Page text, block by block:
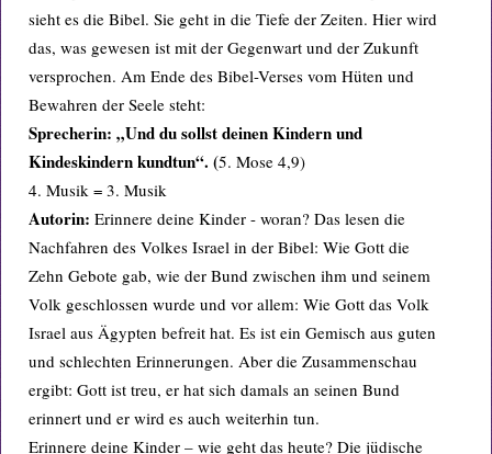
sieht es die Bibel. Sie geht in die Tiefe der Zeiten. Hier wird
das, was gewesen ist mit der Gegenwart und der Zukunft
versprochen. Am Ende des Bibel-Verses vom Hüten und
Bewahren der Seele steht:
Sprecherin: „Und du sollst deinen Kindern und
Kindeskindern kundtun“. (5. Mose 4,9)
4. Musik = 3. Musik
Autorin: Erinnere deine Kinder - woran? Das lesen die
Nachfahren des Volkes Israel in der Bibel: Wie Gott die
Zehn Gebote gab, wie der Bund zwischen ihm und seinem
Volk geschlossen wurde und vor allem: Wie Gott das Volk
Israel aus Ägypten befreit hat. Es ist ein Gemisch aus guten
und schlechten Erinnerungen. Aber die Zusammenschau
ergibt: Gott ist treu, er hat sich damals an seinen Bund
erinnert und er wird es auch weiterhin tun.
Erinnere deine Kinder – wie geht das heute? Die jüdische